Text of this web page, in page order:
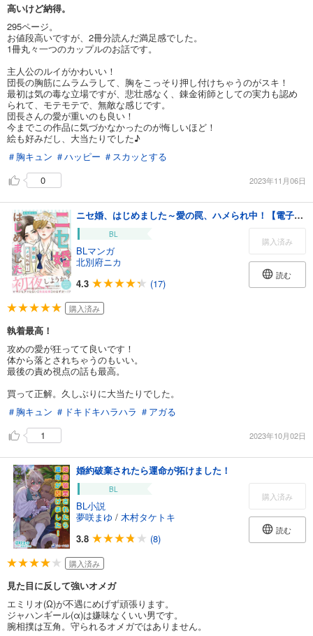
高いけど納得。
295ページ。
お値段高いですが、2冊分読んだ満足感でした。
1冊丸々一つのカップルのお話です。
主人公のルイがかわいい！
団長の胸筋にムラムラして、胸をこっそり押し付けちゃうのがスキ！
最初は気の毒な立場ですが、悲壮感なく、錬金術師としての実力も認め
られて、モテモテで、無敵な感じです。
団長さんの愛が重いのも良い！
今までこの作品に気づかなかったのが悔しいほど！
絵も好みだし、大当たりでした♪
＃胸キュン ＃ハッピー ＃スカッとする
0
2023年11月06日
ニセ婚、はじめました～愛の罠、ハメられ中！【電子単行本版／限定特典まんが付き】
BL
BLマンガ
北別府ニカ
4.3
(17)
購入済み
読む
購入済み
執着最高！
攻めの愛が狂ってて良いです！
体から落とされちゃうのもいい。
最後の責め視点の話も最高。
買って正解。久しぶりに大当たりでした。
＃胸キュン ＃ドキドキハラハラ ＃アガる
1
2023年10月02日
婚約破棄されたら運命が拓けました！
BL
BL小説
夢咲まゆ / 木村タケトキ
3.8
(8)
購入済み
読む
購入済み
見た目に反して強いオメガ
エミリオ(Ω)が不遇にめげず頑張ります。
ジャハンギール(α)は嫌味なくいい男です。
腕相撲は互角。守られるオメガではありません。